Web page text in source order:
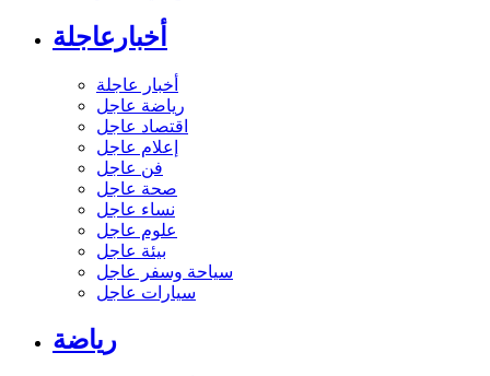
أخبارعاجلة
أخبار عاجلة
رياضة عاجل
اقتصاد عاجل
إعلام عاجل
فن عاجل
صحة عاجل
نساء عاجل
علوم عاجل
بيئة عاجل
سياحة وسفر عاجل
سيارات عاجل
رياضة